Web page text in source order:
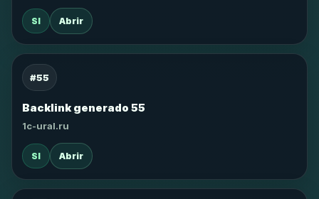
SI Abrir
#55
Backlink generado 55
1c-ural.ru
SI Abrir